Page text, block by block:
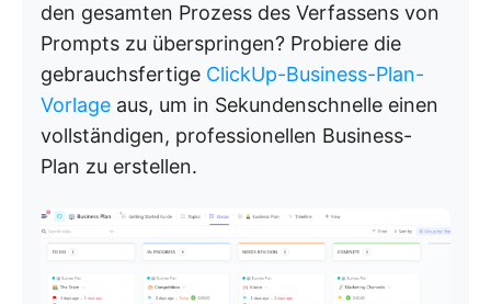
den gesamten Prozess des Verfassens von
Prompts zu überspringen? Probiere die
gebrauchsfertige ClickUp-Business-Plan-
Vorlage aus, um in Sekundenschnelle einen
vollständigen, professionellen Business-
Plan zu erstellen.